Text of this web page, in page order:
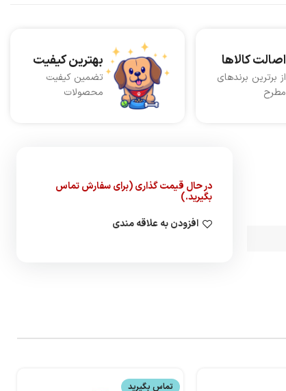
اصالت کالاها
از برترین برندهای
مطرح
بهترین کیفیت
تضمین کیفیت
محصولات
در حال قیمت گذاری (برای سفارش تماس
بگیرید.)
افزودن به علاقه مندی
تماس بگیرید